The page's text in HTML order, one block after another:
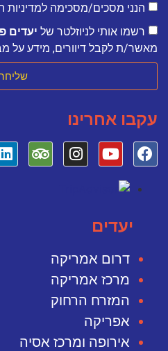
הנני מסכים/מסכימה למדיניות
רשמו אותי לניוזלטר של יעדים
מאשר/ת לקבל דיוורים, מידע על
עקבו אחרינו
יעדים
דרום אמריקה
מרכז אמריקה
המזרח הרחוק
אפריקה
אירופה ומרכז אסיה